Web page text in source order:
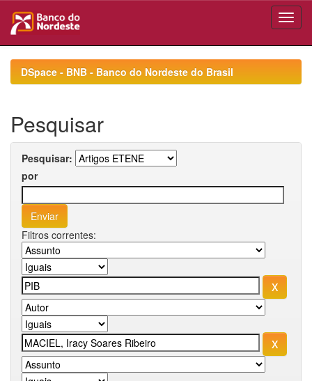
navigationDSpace - BNB - Banco do Nordeste do Brasil
Pesquisar
Pesquisar:
por
Filtros correntes: